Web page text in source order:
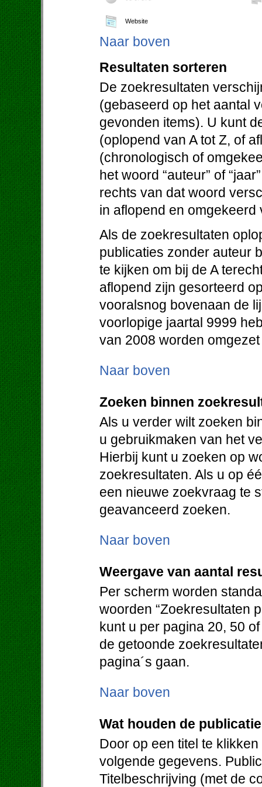
Website
Naar boven
Resultaten sorteren
De zoekresultaten
(gebaseerd op het aantal
gevonden items). U kunt
(oplopend van A tot Z, of
(chronologisch of
het woord “auteur” of
rechts van dat woord
in aflopend en omgekeerd
Als de zoekresultaten
publicaties zonder auteur
te kijken om bij de A
aflopend zijn gesorteerd
vooralsnog bovenaan de
voorlopige jaartal 9999
van 2008 worden
Naar boven
Zoeken binnen
Als u verder wilt zoeken
u gebruikmaken van het
Hierbij kunt u zoeken op
zoekresultaten. Als u op
een nieuwe zoekvraag te
geavanceerd zoeken.
Naar boven
Weergave van aantal
Per scherm worden
woorden “Zoekresultaten
kunt u per pagina 20, 50
de getoonde
pagina´s gaan.
Naar boven
Wat houden de
Door op een titel te
volgende gegevens.
Titelbeschrijving (met de